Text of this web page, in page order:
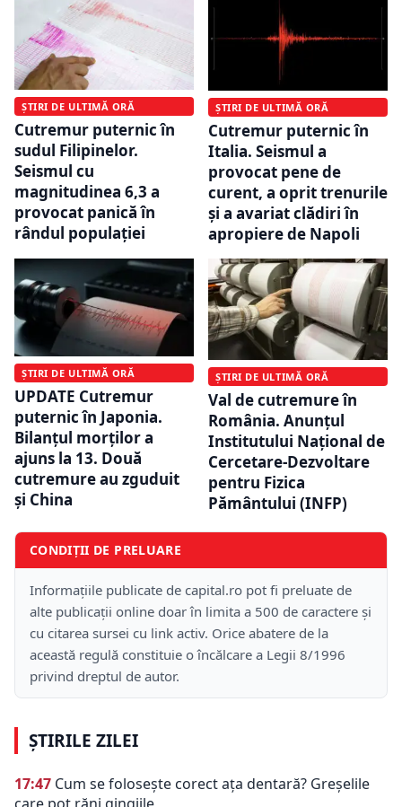
ȘTIRI DE ULTIMĂ ORĂ
Cutremur puternic în
sudul Filipinelor.
Seismul cu
magnitudinea 6,3 a
provocat panică în
rândul populației
ȘTIRI DE ULTIMĂ ORĂ
Cutremur puternic în
Italia. Seismul a
provocat pene de
curent, a oprit trenurile
și a avariat clădiri în
apropiere de Napoli
ȘTIRI DE ULTIMĂ ORĂ
UPDATE Cutremur
puternic în Japonia.
Bilanțul morților a
ajuns la 13. Două
cutremure au zguduit
și China
ȘTIRI DE ULTIMĂ ORĂ
Val de cutremure în
România. Anunțul
Institutului Național de
Cercetare-Dezvoltare
pentru Fizica
Pământului (INFP)
CONDIȚII DE PRELUARE
Informațiile publicate de capital.ro pot fi preluate de
alte publicații online doar în limita a 500 de caractere și
cu citarea sursei cu link activ. Orice abatere de la
această regulă constituie o încălcare a Legii 8/1996
privind dreptul de autor.
ȘTIRILE ZILEI
17:47 Cum se folosește corect ața dentară? Greșelile